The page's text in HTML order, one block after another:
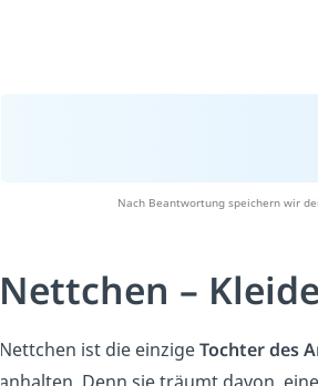
Nach Beantwortung speichern wir
Nettchen –
Nettchen ist die einzigeTochter des
anhalten. Denn sie träumt davon,